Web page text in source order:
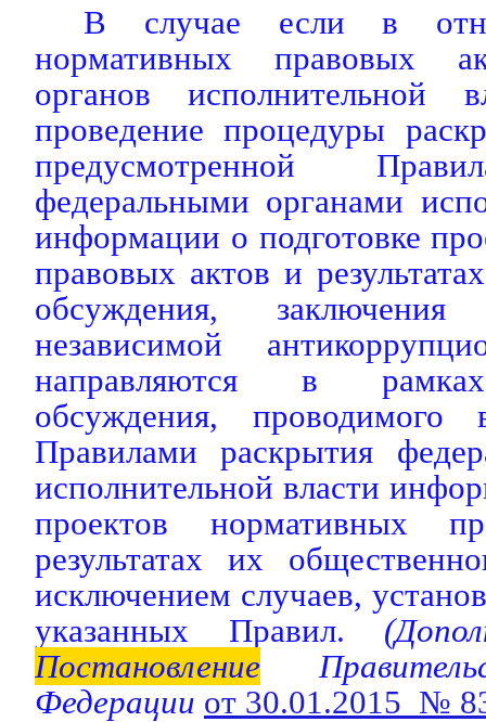
В случае если в
нормативных правовых
органов исполнительной
проведение процедуры
предусмотренной
федеральными органами
информации о подготовке
правовых актов и
обсуждения,
независимой
направляются в
обсуждения, проводимого
Правилами раскрытия
исполнительной власти
проектов нормативных
результатах их
исключением случаев,
указанных Правил.
Постановление
Федерации от 30.01.2015 №